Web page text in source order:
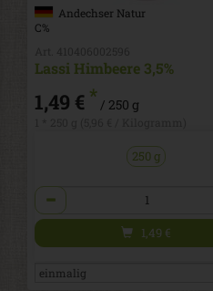
Andechser Natur
C%
Lassi Himbeere 3,5%
1,49 €* / 250 g
250 g
Anzahl
1,49 €